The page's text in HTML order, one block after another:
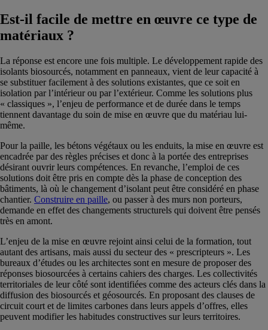
Est-il facile de mettre en œuvre ce type de
matériaux ?
La réponse est encore une fois multiple. Le développement rapide des
isolants biosourcés, notamment en panneaux, vient de leur capacité à
se substituer facilement à des solutions existantes, que ce soit en
isolation par l’intérieur ou par l’extérieur. Comme les solutions plus
« classiques », l’enjeu de performance et de durée dans le temps
tiennent davantage du soin de mise en œuvre que du matériau lui-
même.
Pour la paille, les bétons végétaux ou les enduits, la mise en œuvre est
encadrée par des règles précises et donc à la portée des entreprises
désirant ouvrir leurs compétences. En revanche, l’emploi de ces
solutions doit être pris en compte dès la phase de conception des
bâtiments, là où le changement d’isolant peut être considéré en phase
chantier. Construire en paille, ou passer à des murs non porteurs,
demande en effet des changements structurels qui doivent être pensés
très en amont.
L’enjeu de la mise en œuvre rejoint ainsi celui de la formation, tout
autant des artisans, mais aussi du secteur des « prescripteurs ». Les
bureaux d’études ou les architectes sont en mesure de proposer des
réponses biosourcées à certains cahiers des charges. Les collectivités
territoriales de leur côté sont identifiées comme des acteurs clés dans la
diffusion des biosourcés et géosourcés. En proposant des clauses de
circuit court et de limites carbones dans leurs appels d’offres, elles
peuvent modifier les habitudes constructives sur leurs territoires.